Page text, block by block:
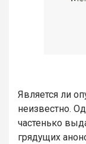
Является ли
неизвестно.
частенько
грядущих